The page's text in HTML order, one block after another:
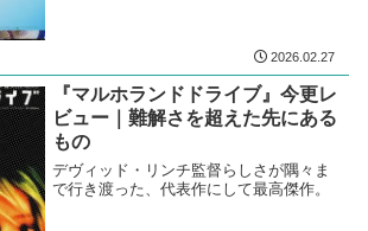
2026.02.27
『マルホランドドライブ』今更レ
ビュー｜難解さを超えた先にある
もの
デヴィッド・リンチ監督らしさが隅々ま
で行き渡った、代表作にして最高傑作。